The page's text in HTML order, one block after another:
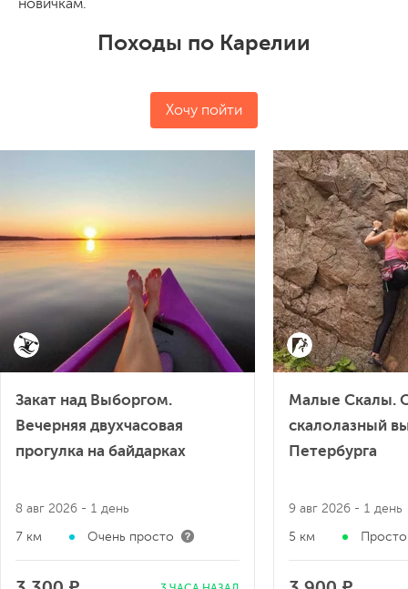
новичкам.
Походы по Карелии
Хочу пойти
Закат над Выборгом.
Вечерняя двухчасовая
прогулка на байдарках
8 авг 2026 - 1 день
7 км Очень просто
Малые Скалы.
скалолазный
Петербурга
9 авг 2026 - 1 день
5 км Просто